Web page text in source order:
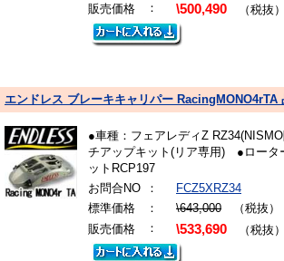
販売価格
： \500,490 （税抜）
エンドレス ブレーキキャリパー RacingMONO4rTA
●車種：フェアレディZ
チアップキット(リア専用) ●ロー
ットRCP197
お問合NO
：
FCZ5XRZ34
標準価格
： \643,000 （税抜）
販売価格
： \533,690 （税抜）